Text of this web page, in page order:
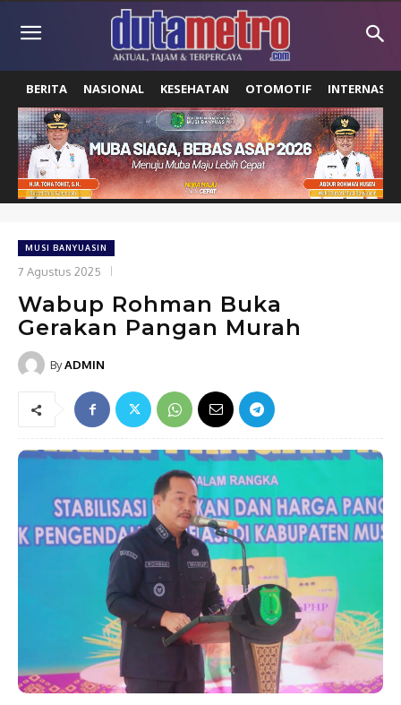
BERITA NASIONAL KESEHATAN OTOMOTIF
MUSI BANYUASIN
7 Agustus 2025
Wabup Rohman Buka
Gerakan Pangan Murah
ByADMIN